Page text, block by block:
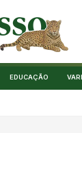
EDUCAÇÃO